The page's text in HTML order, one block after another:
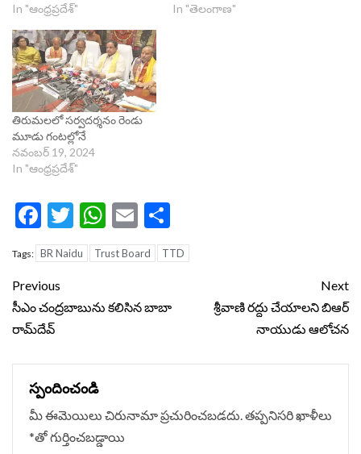
In "ఆంధ్రప్రదేశ్"
In "తెలంగాణ"
తిరుమలలో సర్వదర్శనం రెండు
మూడు గంటల్లోనే
నవంబర్ 19, 2024
In "ఆంధ్రప్రదేశ్"
Facebook
Twitter
WhatsApp
Email
Tags: BR Naidu Trust Board TTD
Continue
Reading
Previous
సీఎం చంద్రబాబును కలిసిన బాబా
రామ్‌దేవ్
Next
శ్రీవాణి రద్దు చేయాలని బిఆర్
నాయుడు ఆలోచన
స్పందించండి
మీ ఈమెయిలు చిరునామా ప్రచురించబడదు.తప్పనిసరి ఖాళీలు
*‌తో గుర్తించబడ్డాయి